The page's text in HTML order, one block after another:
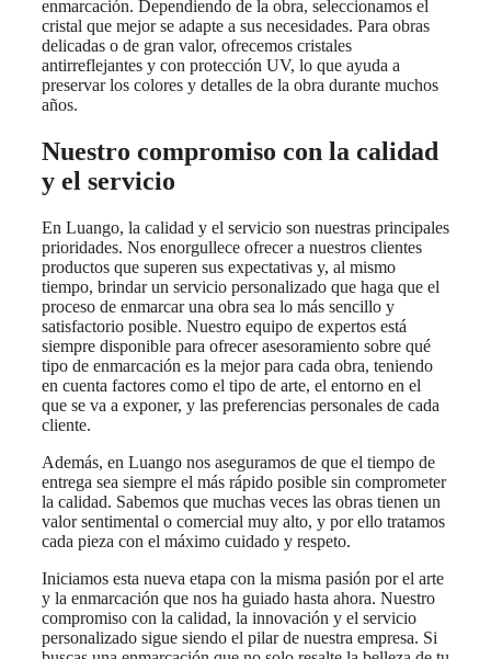
enmarcación. Dependiendo de la obra, seleccionamos el
cristal que mejor se adapte a sus necesidades. Para obras
delicadas o de gran valor, ofrecemos cristales
antirreflejantes y con protección UV, lo que ayuda a
preservar los colores y detalles de la obra durante muchos
años.
Nuestro compromiso con la calidad
y el servicio
En Luango, la calidad y el servicio son nuestras principales
prioridades. Nos enorgullece ofrecer a nuestros clientes
productos que superen sus expectativas y, al mismo
tiempo, brindar un servicio personalizado que haga que el
proceso de enmarcar una obra sea lo más sencillo y
satisfactorio posible. Nuestro equipo de expertos está
siempre disponible para ofrecer asesoramiento sobre qué
tipo de enmarcación es la mejor para cada obra, teniendo
en cuenta factores como el tipo de arte, el entorno en el
que se va a exponer, y las preferencias personales de cada
cliente.
Además, en Luango nos aseguramos de que el tiempo de
entrega sea siempre el más rápido posible sin comprometer
la calidad. Sabemos que muchas veces las obras tienen un
valor sentimental o comercial muy alto, y por ello tratamos
cada pieza con el máximo cuidado y respeto.
Iniciamos esta nueva etapa con la misma pasión por el arte
y la enmarcación que nos ha guiado hasta ahora. Nuestro
compromiso con la calidad, la innovación y el servicio
personalizado sigue siendo el pilar de nuestra empresa. Si